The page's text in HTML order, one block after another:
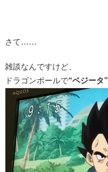
さて……
雑談なんですけど、
ドラゴンボールで“ベジータ”